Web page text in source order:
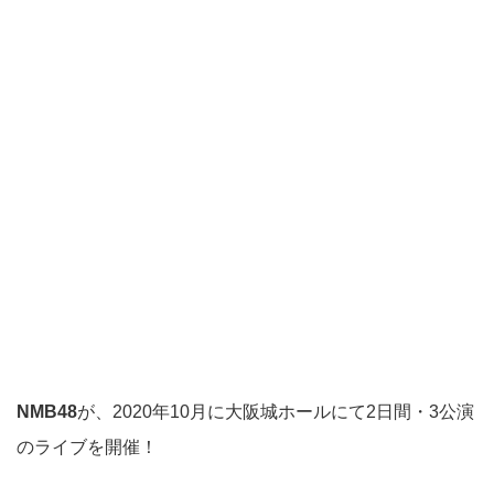
NMB48が、2020年10月に大阪城ホールにて2日間・3公演
のライブを開催！